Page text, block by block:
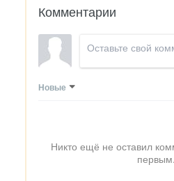
Комментарии
Новые
Никто ещё не оставил
первым.